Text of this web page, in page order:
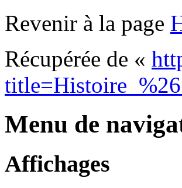
Revenir à la page
Récupérée de «
Menu de
Affichages